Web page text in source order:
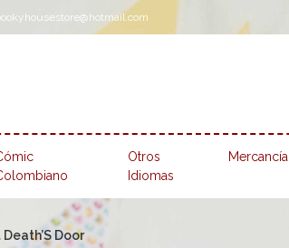
Otros
Idiomas
Mercancía
Door